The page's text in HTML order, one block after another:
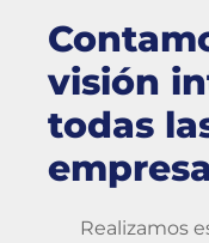
visión
todas
empresa
Realizamos